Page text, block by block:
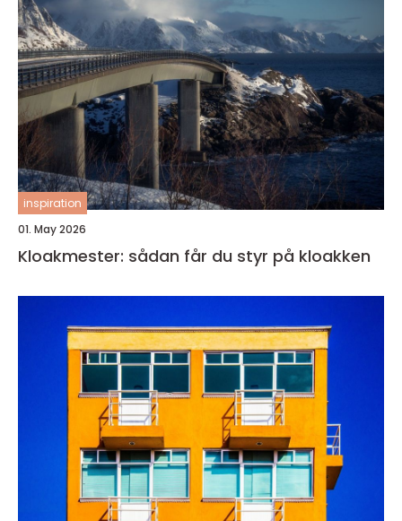
inspiration
01. May 2026
Kloakmester: sådan får du styr på kloakken